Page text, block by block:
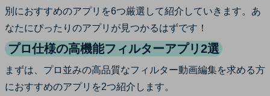
別におすすめのアプリを6つ厳選して紹介していきます。あ
なたにぴったりのアプリが見つかるはずです！
プロ仕様の高機能フィルターアプリ2選
まずは、プロ並みの高品質なフィルター動画編集を求める方
におすすめのアプリを2つ紹介します。